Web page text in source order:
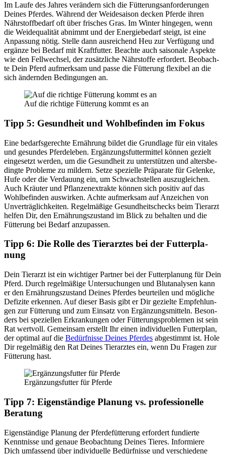
Im Lau­fe des Jah­res ver­än­dern sich die Füt­te­rungs­an­for­de­run­gen
Dei­nes Pfer­des. Wäh­rend der Wei­de­sai­son decken Pfer­de ihren
Nähr­stoff­be­darf oft über fri­sches Gras. Im Win­ter hin­ge­gen, wenn
die Wei­de­qua­li­tät abnimmt und der Ener­gie­be­darf steigt, ist eine
Anpas­sung nötig. Stel­le dann aus­rei­chend Heu zur Ver­fü­gung und
ergän­ze bei Bedarf mit Kraft­fut­ter. Beach­te auch sai­so­na­le Aspek­te
wie den Fell­wech­sel, der zusätz­li­che Nähr­stof­fe erfor­dert. Beob­ach­
te Dein Pferd auf­merk­sam und pas­se die Füt­te­rung fle­xi­bel an die
sich ändern­den Bedin­gun­gen an.
Auf die rich­ti­ge Füt­te­rung kommt es an
Tipp 5: Gesund­heit und Wohl­be­fin­den im Fokus
Eine bedarfs­ge­rech­te Ernäh­rung bil­det die Grund­la­ge für ein vita­les
und gesun­des Pfer­de­le­ben. Ergän­zungs­fut­ter­mit­tel kön­nen gezielt
ein­ge­setzt wer­den, um die Gesund­heit zu unter­stüt­zen und alters­be­
ding­te Pro­ble­me zu mil­dern. Set­ze spe­zi­el­le Prä­pa­ra­te für Gelen­ke,
Hufe oder die Ver­dau­ung ein, um Schwach­stel­len aus­zu­glei­chen.
Auch Kräu­ter und Pflan­zen­ex­trak­te kön­nen sich posi­tiv auf das
Wohl­be­fin­den aus­wir­ken. Ach­te auf­merk­sam auf Anzei­chen von
Unver­träg­lich­kei­ten. Regel­mä­ßi­ge Gesund­heits­checks beim Tier­arzt
hel­fen Dir, den Ernäh­rungs­zu­stand im Blick zu behal­ten und die
Füt­te­rung bei Bedarf anzu­pas­sen.
Tipp 6: Die Rol­le des Tier­arz­tes bei der Fut­ter­pla­
nung
Dein Tier­arzt ist ein wich­ti­ger Part­ner bei der Fut­ter­pla­nung für Dein
Pferd. Durch regel­mä­ßi­ge Unter­su­chun­gen und Blut­ana­ly­sen kann
er den Ernäh­rungs­zu­stand Dei­nes Pfer­des beur­tei­len und mög­li­che
Defi­zi­te erken­nen. Auf die­ser Basis gibt er Dir geziel­te Emp­feh­lun­
gen zur Füt­te­rung und zum Ein­satz von Ergän­zungs­mit­teln. Beson­
ders bei spe­zi­el­len Erkran­kun­gen oder Füt­te­rungs­pro­ble­men ist sein
Rat wert­voll. Gemein­sam erstellt Ihr einen indi­vi­du­el­len Fut­ter­plan,
der opti­mal auf die Bedürf­nis­se Dei­nes Pfer­des abge­stimmt ist. Hole
Dir regel­mä­ßig den Rat Dei­nes Tier­arz­tes ein, wenn Du Fra­gen zur
Füt­te­rung hast.
Ergän­zungs­fut­ter für Pfer­de
Tipp 7: Eigen­stän­di­ge Pla­nung vs. pro­fes­sio­nel­le
Bera­tung
Eigen­stän­di­ge Pla­nung der Pfer­de­füt­te­rung erfor­dert fun­dier­te
Kennt­nis­se und genaue Beob­ach­tung Dei­nes Tie­res. Infor­mie­re
Dich umfas­send über indi­vi­du­el­le Bedürf­nis­se und ver­schie­de­ne